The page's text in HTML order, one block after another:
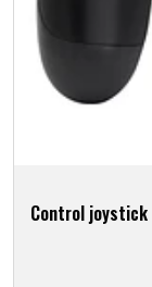
Control joystick